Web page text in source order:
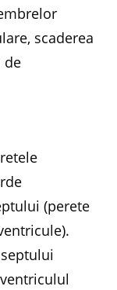
scaderea
de
(perete